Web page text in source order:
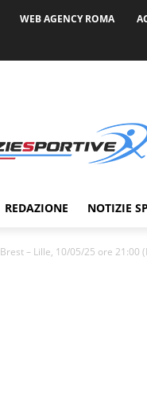
WEB AGENCY ROMA
REDAZIONE NOTIZIE
Brest – Lille, 10/05/25 ore 21:00